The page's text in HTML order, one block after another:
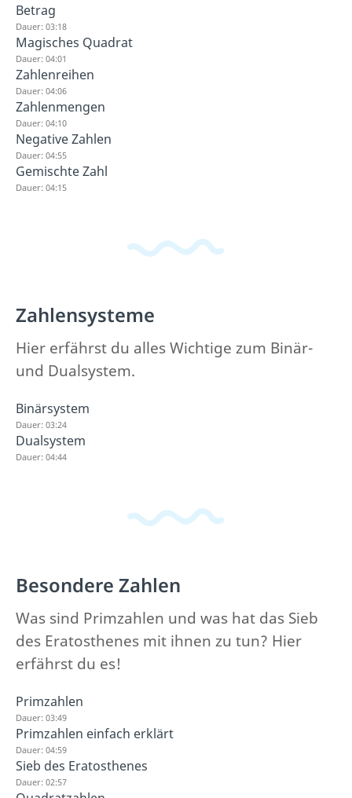
Betrag
Dauer: 03:18
Magisches Quadrat
Dauer: 04:01
Zahlenreihen
Dauer: 04:06
Zahlenmengen
Dauer: 04:10
Negative Zahlen
Dauer: 04:55
Gemischte Zahl
Dauer: 04:15
Zahlensysteme
Hier erfährst du alles Wichtige zum Binär-
und Dualsystem.
Binärsystem
Dauer: 03:24
Dualsystem
Dauer: 04:44
Besondere Zahlen
Was sind Primzahlen und was hat das Sieb
des Eratosthenes mit ihnen zu tun? Hier
erfährst du es!
Primzahlen
Dauer: 03:49
Primzahlen einfach erklärt
Dauer: 04:59
Sieb des Eratosthenes
Dauer: 02:57